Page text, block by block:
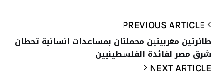
طائرتين مغربيتين محملتان بمساعدات انسانية تحطان
شرق مصر لفائدة الفلسطينيين
NEXT ARTICLE